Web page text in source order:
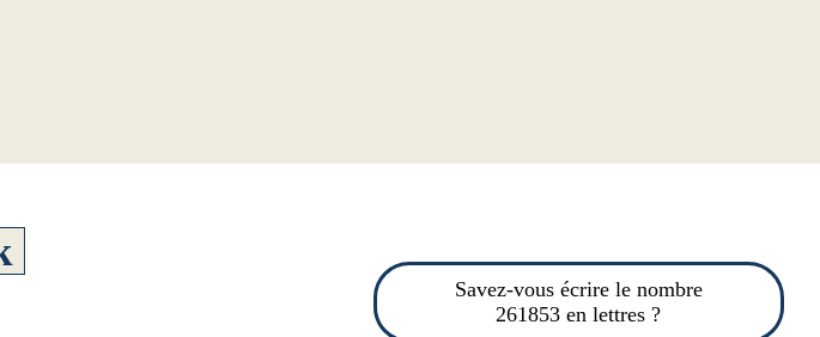
Savez-vous écrire le nombre
261853 en lettres ?